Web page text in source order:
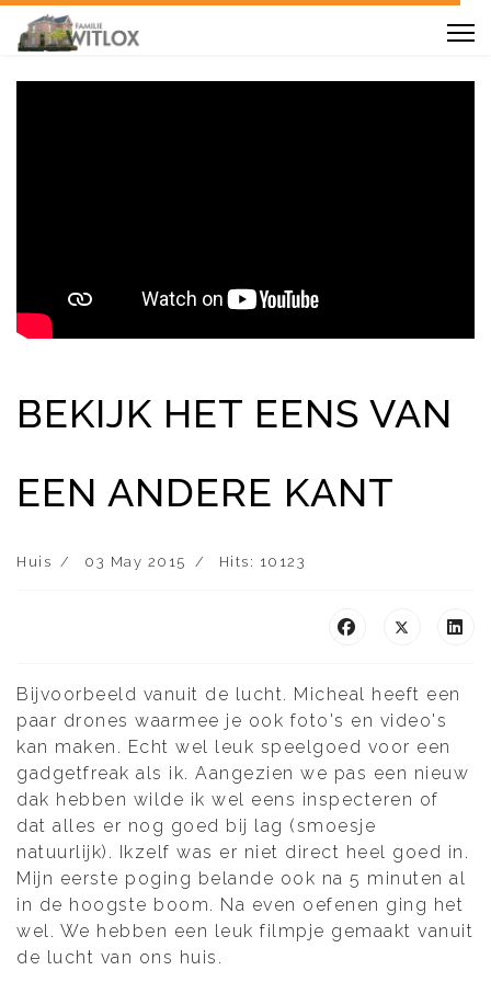
BEKIJK HET EENS VAN
EEN ANDERE KANT
Huis 03 May 2015 Hits: 10123
Bijvoorbeeld vanuit de lucht. Micheal heeft een
paar drones waarmee je ook foto's en video's
kan maken. Echt wel leuk speelgoed voor een
gadgetfreak als ik. Aangezien we pas een nieuw
dak hebben wilde ik wel eens inspecteren of
dat alles er nog goed bij lag (smoesje
natuurlijk). Ikzelf was er niet direct heel goed in.
Mijn eerste poging belande ook na 5 minuten al
in de hoogste boom. Na even oefenen ging het
wel. We hebben een leuk filmpje gemaakt vanuit
de lucht van ons huis.